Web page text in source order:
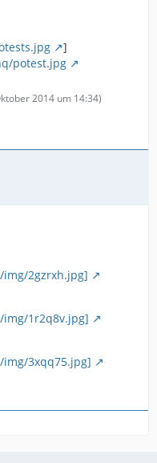
]
potest.jpg
2014 um 14:34)
2gzrxh.jpg]
1r2q8v.jpg]
3xqq75.jpg]